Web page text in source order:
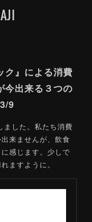
ク』による消費
今出来る３つの
9
ました。私たち消費
来ませんが、飲食
感じます。少しで
ますように。